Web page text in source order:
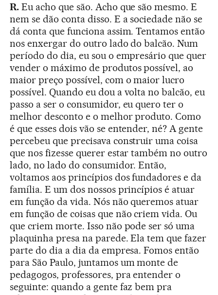
R.Eu acho que são. Acho que são mesmo. E
nem se dão conta disso. E a sociedade não se
dá conta que funciona assim. Tentamos então
nos enxergar do outro lado do balcão. Num
período do dia, eu sou o empresário que quer
vender o máximo de produtos possível, ao
maior preço possível, com o maior lucro
possível. Quando eu dou a volta no balcão, eu
passo a ser o consumidor, eu quero ter o
melhor desconto e o melhor produto. Como
é que esses dois vão se entender, né? A gente
percebeu que precisava construir uma coisa
que nos fizesse querer estar também no outro
lado, no lado do consumidor. Então,
voltamos aos princípios dos fundadores e da
família. E um dos nossos princípios é atuar
em função da vida. Nós não queremos atuar
em função de coisas que não criem vida. Ou
que criem morte. Isso não pode ser só uma
plaquinha presa na parede. Ela tem que fazer
parte do dia a dia da empresa. Fomos então
para São Paulo, juntamos um monte de
pedagogos, professores, pra entender o
seguinte: quando a gente faz bem pra